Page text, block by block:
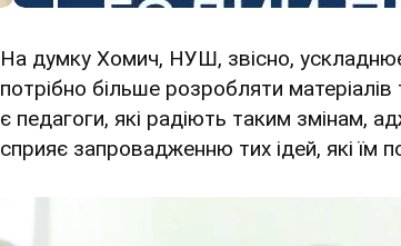
На думку Хомич, НУШ, звісно,
потрібно більше розробляти
є педагоги, які радіють таким змінам,
сприяє запровадженню тих ідей, які їм